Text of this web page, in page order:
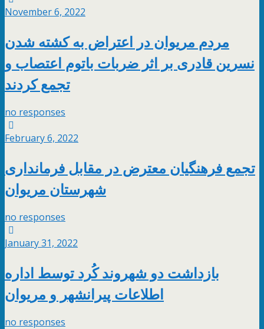
November 6, 2022
مردم مریوان در اعتراض به کشته شدن
نسرین قادری بر اثر ضربات باتوم اعتصاب و
تجمع کردند
no responses
February 6, 2022
تجمع فرهنگیان معترض در مقابل فرمانداری
شهرستان مریوان
no responses
January 31, 2022
بازداشت دو شهروند کُرد توسط اداره
اطلاعات پیرانشهر و مریوان
no responses